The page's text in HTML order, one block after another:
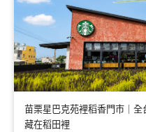
苗栗星巴克苑裡稻香門市｜
藏在稻田裡